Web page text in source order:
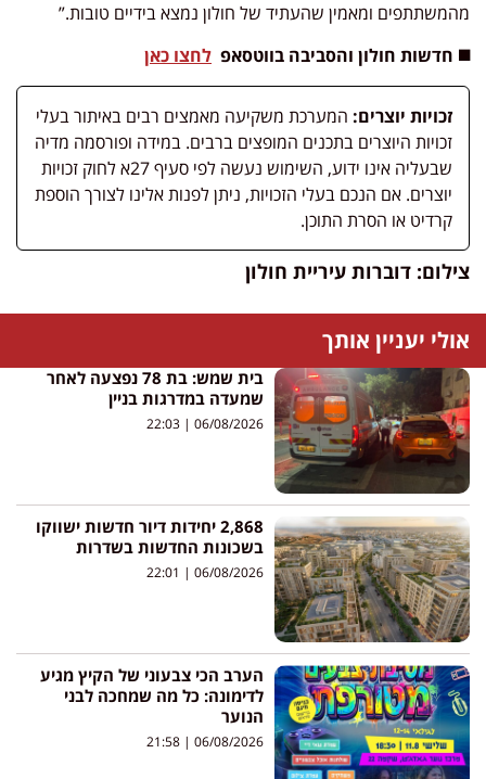
מהמשתתפים ומאמין שהעתיד של חולון נמצא בידיים טובות.”
◼️ חדשות חולון והסביבה בווטסאפ לחצו כאן
זכויות יוצרים: המערכת משקיעה מאמצים רבים באיתור בעלי
זכויות היוצרים בתכנים המופצים ברבים. במידה ופורסמה מדיה
שבעליה אינו ידוע, השימוש נעשה לפי סעיף 27א לחוק זכויות
יוצרים. אם הנכם בעלי הזכויות, ניתן לפנות אלינו לצורך הוספת
קרדיט או הסרת התוכן.
צילום: דוברות עיריית חולון
אולי יעניין אותך
בית שמש: בת 78 נפצעה לאחר
שמעדה במדרגות בניין
06/08/2026
2,868 יחידות דיור חדשות ישווקו
בשכונות החדשות בשדרות
06/08/2026
הערב הכי צבעוני של הקיץ מגיע
לדימונה: כל מה שמחכה לבני
הנוער
06/08/2026